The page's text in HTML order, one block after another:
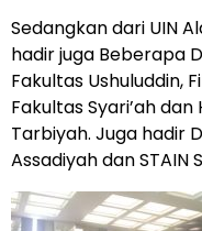
Sedangkan dari UIN
hadir juga Beberapa
Fakultas Ushuluddin,
Fakultas Syari’ah
Tarbiyah. Juga hadir
Assadiyah dan STAIN